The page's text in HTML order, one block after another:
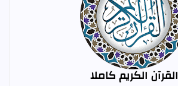
القرآن الكريم كاملا